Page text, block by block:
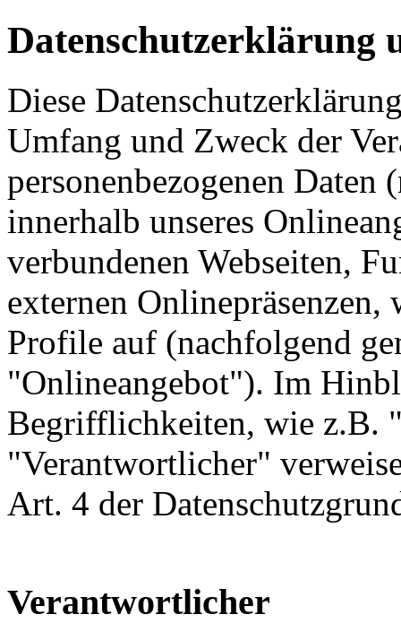
Datenschutzerklärung
Diese
Umfang und Zweck der
personenbezogenen
innerhalb unseres
verbundenen Webseiten,
externen
Profile auf (nachfolgend
"Onlineangebot"). Im
Begrifflichkeiten, wie z.B.
"Verantwortlicher"
Art. 4 der
Verantwortlicher